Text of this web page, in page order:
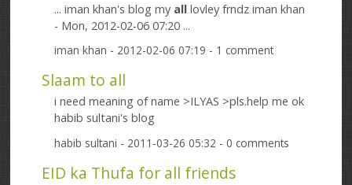
... iman khan's blog my all lovley frndz iman khan
- Mon, 2012-02-06 07:20 ...
iman khan - 2012-02-06 07:19 - 1 comment
Slaam to all
i need meaning of name >ILYAS >pls.help me ok
habib sultani's blog
habib sultani - 2011-03-26 05:32 - 0 comments
EID ka Thufa for all friends